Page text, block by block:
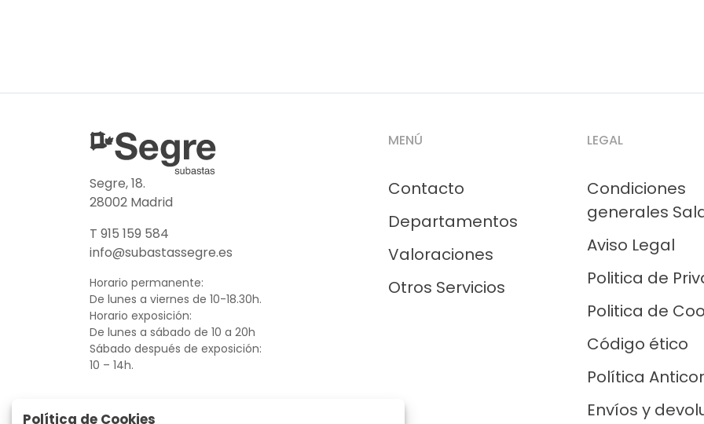
Segre, 18.
28002 Madrid
T 915 159 584
info@subastassegre.es
Horario permanente:
De lunes a viernes de 10-18.30h.
Horario exposición:
De lunes a sábado de 10 a 20h
Sábado después de exposición:
10 – 14h.
MENÚ
Contacto
Departamentos
Valoraciones
Otros Servicios
LEGAL
Condiciones
generales
Aviso Legal
Politica de
Politica de
Código ético
Política
Envíos y
Política de Cookies